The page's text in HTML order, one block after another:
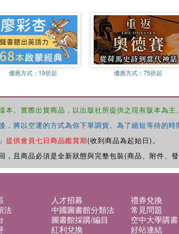
優惠方式： 19折起 優惠方式：75折起
本。實際出貨商品，以出版社所提供之現有版本為
，將以空運的方式為你下單調貨。為了縮短等待的
提供會員七日商品鑑賞期(收到商品為起始日)。
，且商品必須是全新狀態與完整包裝(商品、附件、
人才招募 禮券兌換
法 中國圖書館分類法 常見問題
圖書館採購/編目 空中大學購書
紅利兌換 好站連結